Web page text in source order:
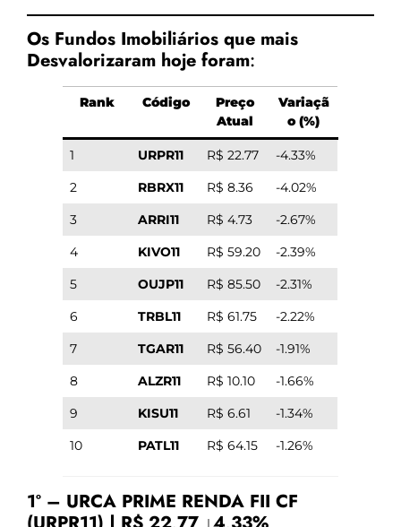
Os Fundos Imobiliários que mais
Desvalorizaram hoje foram:
Rank Código
Preço
Atual
Variaçã
o (%)
1 URPR11 R$ 22.77
-4.33%
2
RBRX11 R$ 8.36
-4.02%
3
ARRI11 R$ 4.73
-2.67%
4
KIVO11 R$ 59.20
-2.39%
5
OUJP11 R$ 85.50
-2.31%
6
TRBL11 R$ 61.75
-2.22%
7
TGAR11 R$ 56.40
-1.91%
8
ALZR11 R$ 10.10
-1.66%
9
KISU11 R$ 6.61
-1.34%
10
PATL11 R$ 64.15 -1.26%
1º – URCA PRIME RENDA FII CF